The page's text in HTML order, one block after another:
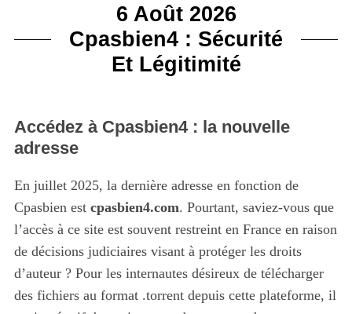
6 Août 2026
Cpasbien4 : Sécurité
Et Légitimité
Accédez à Cpasbien4 : la nouvelle
adresse
En juillet 2025, la dernière adresse en fonction de
Cpasbien est cpasbien4.com. Pourtant, saviez-vous que
l’accès à ce site est souvent restreint en France en raison
de décisions judiciaires visant à protéger les droits
d’auteur ? Pour les internautes désireux de télécharger
des fichiers au format .torrent depuis cette plateforme, il